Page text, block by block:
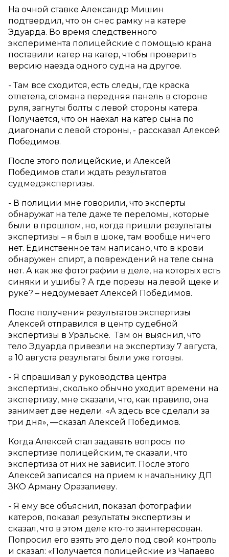
На очной ставке Александр Мишин
подтвердил, что он снес рамку на катере
Эдуарда. Во время следственного
эксперимента полицейские с помощью крана
поставили катер на катер, чтобы проверить
версию наезда одного судна на другое.
- Там все сходится, есть следы, где краска
отлетела, сломана передняя панель в стороне
руля, загнуты болты с левой стороны катера.
Получается, что он наехал на катер сына по
диагонали с левой стороны, - рассказал Алексей
Победимов.
После этого полицейские, и Алексей
Победимов стали ждать результатов
судмедэкспертизы.
- В полиции мне говорили, что эксперты
обнаружат на теле даже те переломы, которые
были в прошлом, но, когда пришли результаты
экспертизы – я был в шоке, там вообще ничего
нет. Единственное там написано, что в крови
обнаружен спирт, а повреждений на теле сына
нет. А как же фотографии в деле, на которых есть
синяки и ушибы? А где порезы на левой щеке и
руке? – недоумевает Алексей Победимов.
После получения результатов экспертизы
Алексей отправился в центр судебной
экспертизы в Уральске. Там он выяснил, что
тело Эдуарда привезли на экспертизу 7 августа,
а 10 августа результаты были уже готовы.
- Я спрашивал у руководства центра
экспертизы, сколько обычно уходит времени на
экспертизу, мне сказали, что, как правило, она
занимает две недели. «А здесь все сделали за
три дня», —сказал Алексей Победимов.
Когда Алексей стал задавать вопросы по
экспертизе полицейским, те сказали, что
экспертиза от них не зависит. После этого
Алексей записался на прием к начальнику ДП
ЗКО Арману Оразалиеву.
- Я ему все объяснил, показал фотографии
катеров, показал результаты экспертизы и
сказал, что в этом деле кто-то заинтересован.
Попросил его взять это дело под свой контроль
и сказал: «Получается полицейские из Чапаево